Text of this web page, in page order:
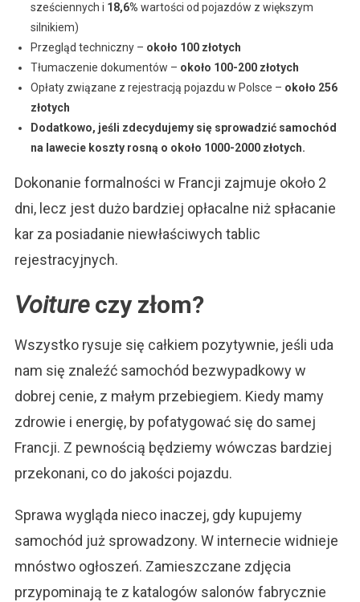
sześciennych i 18,6% wartości od pojazdów z większym
silnikiem)
Przegląd techniczny – około 100 złotych
Tłumaczenie dokumentów – około 100-200 złotych
Opłaty związane z rejestracją pojazdu w Polsce ­– około 256
złotych
Dodatkowo, jeśli zdecydujemy się sprowadzić samochód
na lawecie koszty rosną o około 1000-2000 złotych.
Dokonanie formalności w Francji zajmuje około 2
dni, lecz jest dużo bardziej opłacalne niż spłacanie
kar za posiadanie niewłaściwych tablic
rejestracyjnych.
Voitureczy złom?
Wszystko rysuje się całkiem pozytywnie, jeśli uda
nam się znaleźć samochód bezwypadkowy w
dobrej cenie, z małym przebiegiem. Kiedy mamy
zdrowie i energię, by pofatygować się do samej
Francji. Z pewnością będziemy wówczas bardziej
przekonani, co do jakości pojazdu.
Sprawa wygląda nieco inaczej, gdy kupujemy
samochód już sprowadzony. W internecie widnieje
mnóstwo ogłoszeń. Zamieszczane zdjęcia
przypominają te z katalogów salonów fabrycznie